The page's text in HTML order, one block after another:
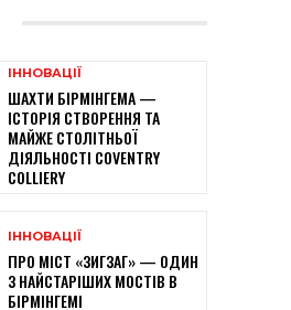
ІННОВАЦІЇ
ШАХТИ БІРМІНГЕМА —
ІСТОРІЯ СТВОРЕННЯ ТА
МАЙЖЕ СТОЛІТНЬОЇ
ДІЯЛЬНОСТІ COVENTRY
COLLIERY
ІННОВАЦІЇ
ПРО МІСТ «ЗИГЗАГ» — ОДИН
З НАЙСТАРІШИХ МОСТІВ В
БІРМІНГЕМІ